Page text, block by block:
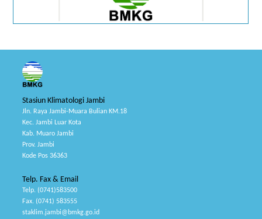
Stasiun Klimatologi Jambi
Jln. Raya Jambi-Muara Bulian KM.18
Kec. Jambi Luar Kota
Kab. Muaro Jambi
Prov. Jambi
Kode Pos 36363
Telp. Fax & Email
Telp. (0741)583500
Fax. (0741) 583555
staklim.jambi@bmkg.go.id